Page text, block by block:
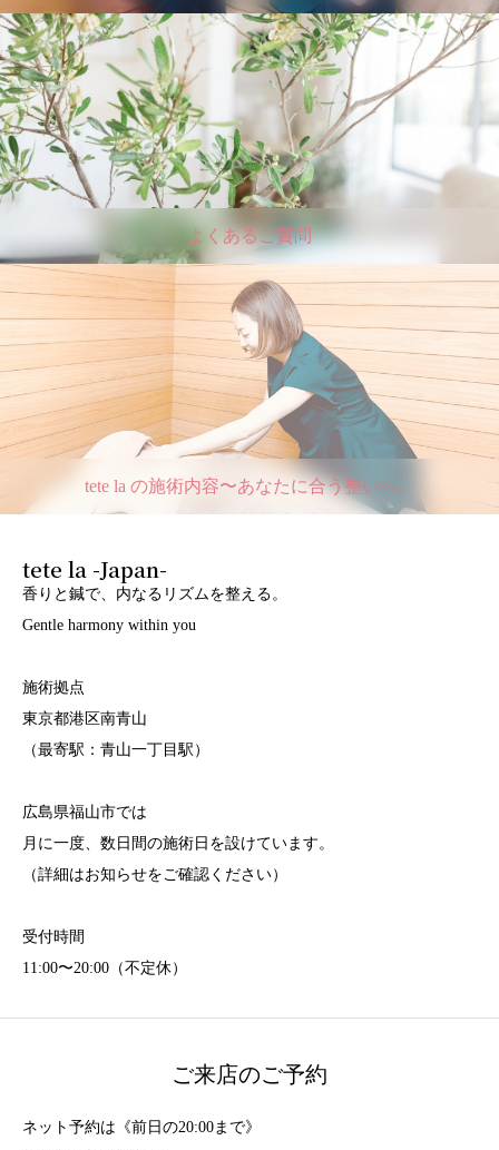
よくあるご質問
tete la の施術内容〜あなたに合う整いへ。
tete la -Japan-
香りと鍼で、内なるリズムを整える。
Gentle harmony within you
施術拠点
東京都港区南青山
（最寄駅：青山一丁目駅）
広島県福山市では
月に一度、数日間の施術日を設けています。
（詳細はお知らせをご確認ください）
受付時間
11:00〜20:00（不定休）
ご来店のご予約
ネット予約は《前日の20:00まで》